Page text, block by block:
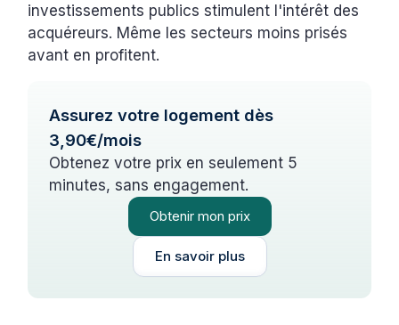
investissements publics stimulent l'intérêt des
acquéreurs. Même les secteurs moins prisés
avant en profitent.
Assurez votre logement dès
3,90€/mois
Obtenez votre prix en seulement 5
minutes, sans engagement.
Obtenir mon prix
En savoir plus